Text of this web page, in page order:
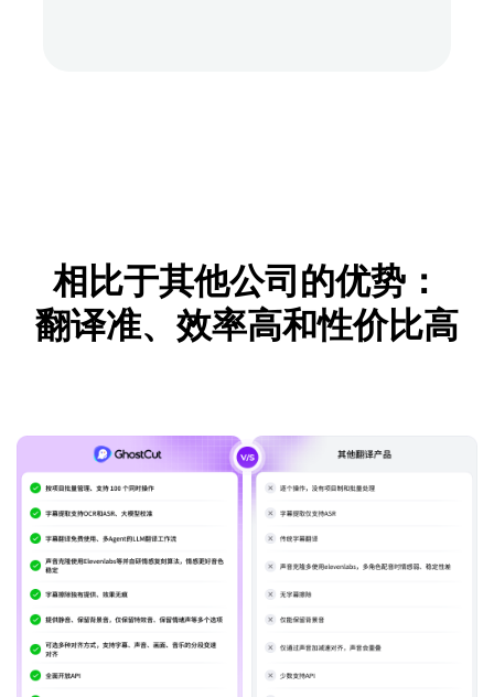
相比于其他公司的优势：
翻译准、效率高和性价比高